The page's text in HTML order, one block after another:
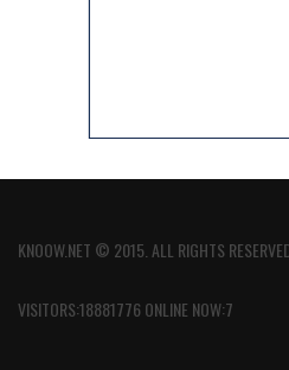
KNOOW.NET © 2015. ALL RIGHTS
VISITORS:18881776 ONLINE NOW:7